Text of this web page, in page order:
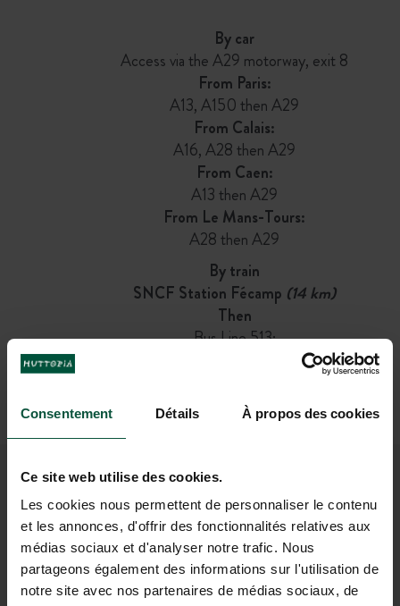
Consentement Détails À propos des cookies
Ce site web utilise des cookies.
Les cookies nous permettent de personnaliser le contenu
et les annonces, d'offrir des fonctionnalités relatives aux
médias sociaux et d'analyser notre trafic. Nous
partageons également des informations sur l'utilisation de
notre site avec nos partenaires de médias sociaux, de
By car
Access via the A29 motorway, exit 8
From Paris:
A13, A150 then A29
From Calais:
A16, A28 then A29
From Caen:
A13 then A29
From Le Mans-Tours:
A28 then A29
By train
SNCF Station Fécamp (14 km)
Then
Bus Line 513:
Departure at stop Gare SNCF → Arrival at
Bicycle (1 h)
JOIN OUR COMMUNITY
To be the first to know about Huttopia news and
special offers !